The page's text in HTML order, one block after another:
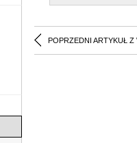
POPRZEDNI ARTYKUŁ Z